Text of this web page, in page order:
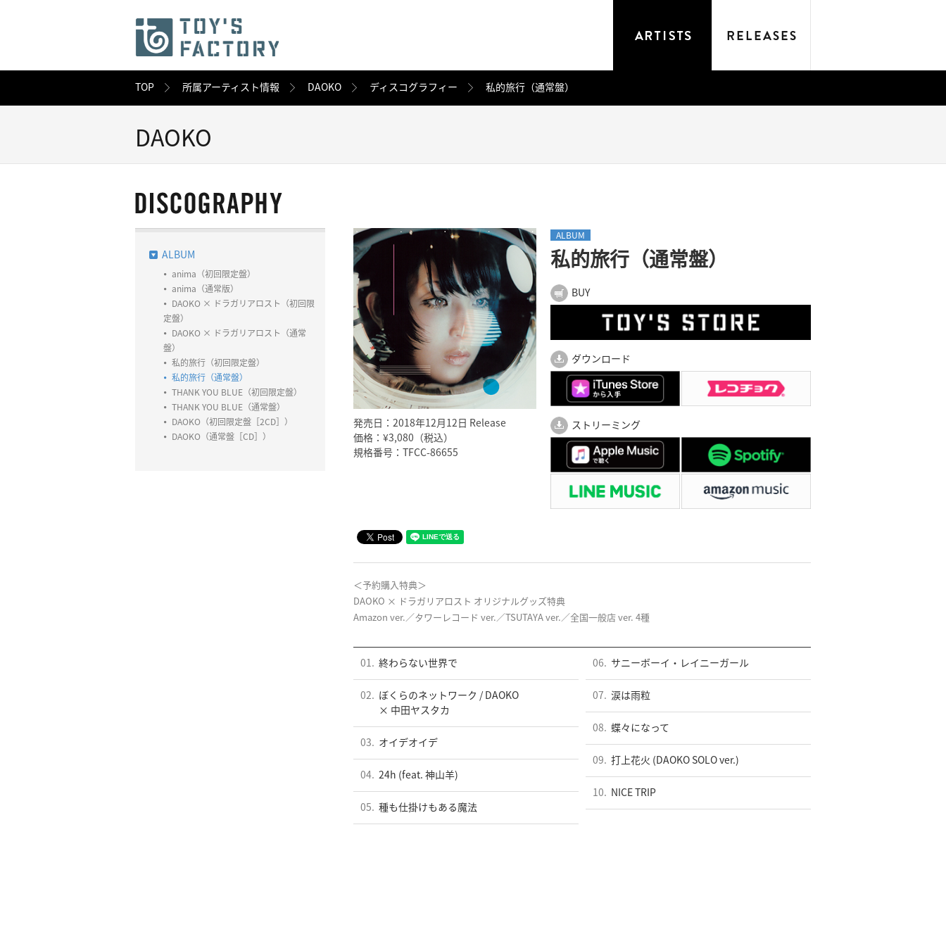
TOP 所属アーティスト情報 DAOKO ディスコグラフィー 私的旅行（通常盤）
DAOKO
ALBUM
anima（初回限定盤）
anima（通常版）
DAOKO × ドラガリアロスト（初回限
定盤）
DAOKO × ドラガリアロスト（通常
盤）
私的旅行（初回限定盤）
私的旅行（通常盤）
THANK YOU BLUE（初回限定盤）
THANK YOU BLUE（通常盤）
DAOKO（初回限定盤［2CD］）
DAOKO（通常盤［CD］）
発売日：2018年12月12日 Release
価格：¥3,080（税込）
規格番号：TFCC-86655
ALBUM
私的旅行（通常盤）
BUY
ダウンロード
ストリーミング
＜予約購入特典＞
DAOKO × ドラガリアロスト オリジナルグッズ特典
Amazon ver.／タワーレコード ver.／TSUTAYA ver.／全国一般店 ver. 4種
01. 終わらない世界で
02. ぼくらのネットワーク / DAOKO
× 中田ヤスタカ
03. オイデオイデ
04. 24h (feat. 神山羊)
05. 種も仕掛けもある魔法
06. サニーボーイ・レイニーガール
07. 涙は雨粒
08. 蝶々になって
09. 打上花火 (DAOKO SOLO ver.)
10. NICE TRIP